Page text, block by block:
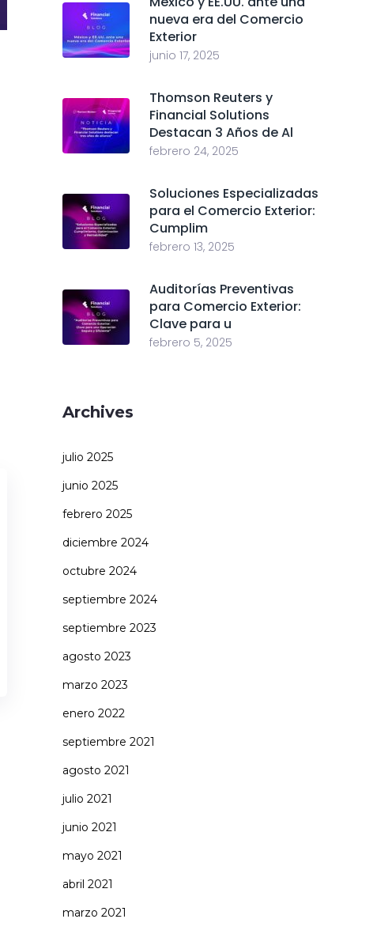
nueva era del Comercio
Exterior
junio 17, 2025
Thomson Reuters y
Financial Solutions
Destacan 3 Años de Al
febrero 24, 2025
Soluciones Especializadas
para el Comercio Exterior:
Cumplim
febrero 13, 2025
Auditorías Preventivas
para Comercio Exterior:
Clave para u
febrero 5, 2025
Archives
julio 2025
junio 2025
febrero 2025
diciembre 2024
octubre 2024
septiembre 2024
septiembre 2023
agosto 2023
marzo 2023
enero 2022
septiembre 2021
agosto 2021
julio 2021
junio 2021
mayo 2021
abril 2021
marzo 2021